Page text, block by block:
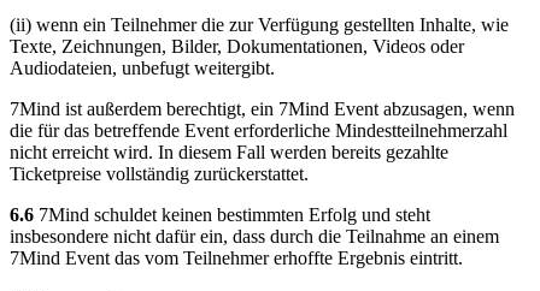
(ii) wenn ein Teilnehmer die zur Verfügung gestellten Inhalte, wie
Texte, Zeichnungen, Bilder, Dokumentationen, Videos oder
Audiodateien, unbefugt weitergibt.
7Mind ist außerdem berechtigt, ein 7Mind Event abzusagen, wenn
die für das betreffende Event erforderliche Mindestteilnehmerzahl
nicht erreicht wird. In diesem Fall werden bereits gezahlte
Ticketpreise vollständig zurückerstattet.
6.6 7Mind schuldet keinen bestimmten Erfolg und steht
insbesondere nicht dafür ein, dass durch die Teilnahme an einem
7Mind Event das vom Teilnehmer erhoffte Ergebnis eintritt.